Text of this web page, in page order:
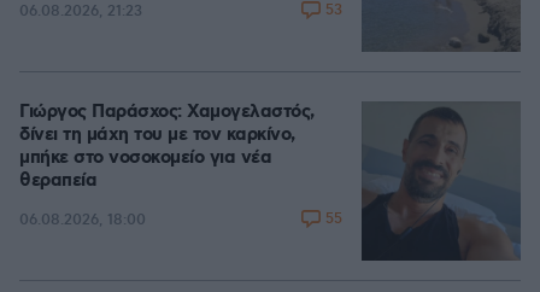
06.08.2026, 21:23 53
Γιώργος Παράσχος: Χαμογελαστός,
δίνει τη μάχη του με τον καρκίνο,
μπήκε στο νοσοκομείο για νέα
θεραπεία
06.08.2026, 18:00 55